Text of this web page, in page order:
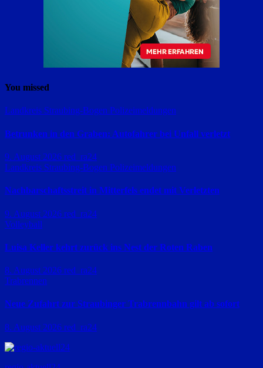
You missed
Landkreis Straubing-Bogen Polizeimeldungen
Betrunken in den Graben: Autofahrer bei Unfall verletzt
9. August 2026 red_ra24
Landkreis Straubing-Bogen Polizeimeldungen
Nachbarschaftsstreit in Mitterfels endet mit Verletzten
9. August 2026 red_ra24
Volleyball
Luisa Keller kehrt zurück ins Nest der Roten Raben
8. August 2026 red_ra24
Trabrennen
Neue Zufahrt zur Straubinger Trabrennbahn gilt ab sofort
8. August 2026 red_ra24